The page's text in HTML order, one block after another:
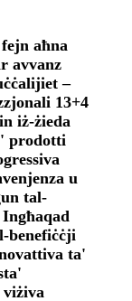
aħna
avvanz
–
13+4
iż-żieda
prodotti
u
tal-
benefiċċji
ta'